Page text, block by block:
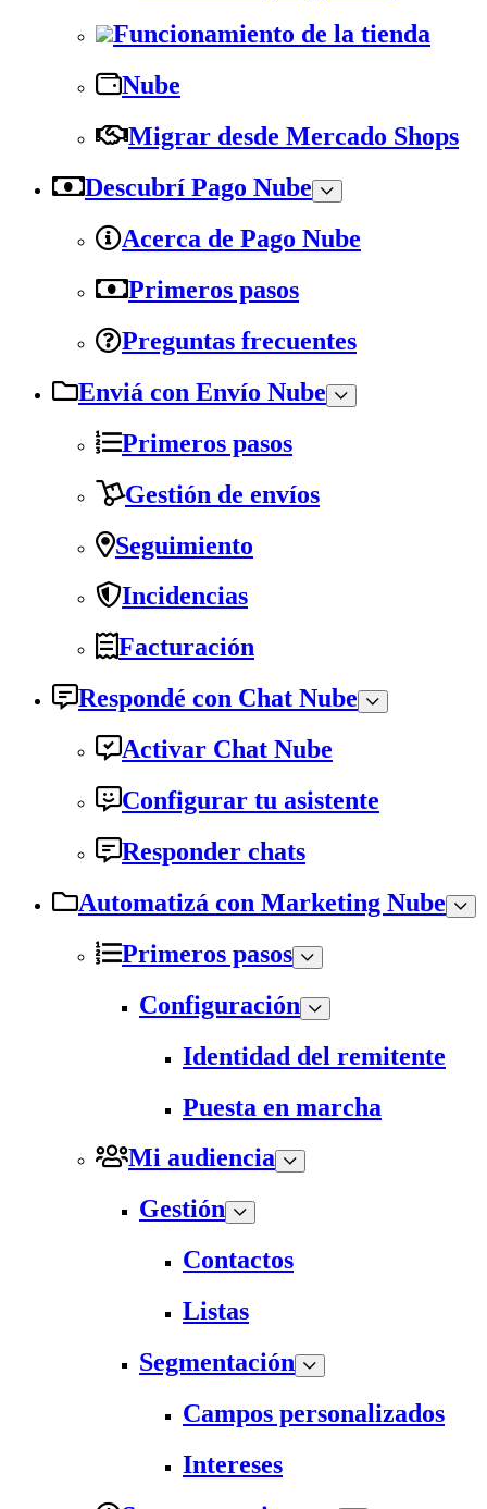
Funcionamiento de la tienda
Nube
Migrar desde Mercado Shops
Descubrí Pago Nube
Acerca de Pago Nube
Primeros pasos
Preguntas frecuentes
Enviá con Envío Nube
Primeros pasos
Gestión de envíos
Seguimiento
Incidencias
Facturación
Respondé con Chat Nube
Activar Chat Nube
Configurar tu asistente
Responder chats
Automatizá con Marketing Nube
Primeros pasos
Configuración
Identidad del remitente
Puesta en marcha
Mi audiencia
Gestión
Contactos
Listas
Segmentación
Campos personalizados
Intereses